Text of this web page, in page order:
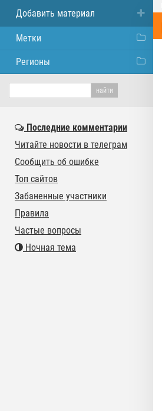
Добавить материал
Метки
Регионы
Последние комментарии
Читайте новости в телеграм
Сообщить об ошибке
Топ сайтов
Забаненные участники
Правила
Частые вопросы
Ночная тема